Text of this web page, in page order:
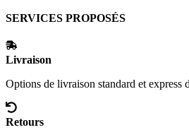
SERVICES PROPOSÉS
Livraison
Options de livraison standard et express
Retours